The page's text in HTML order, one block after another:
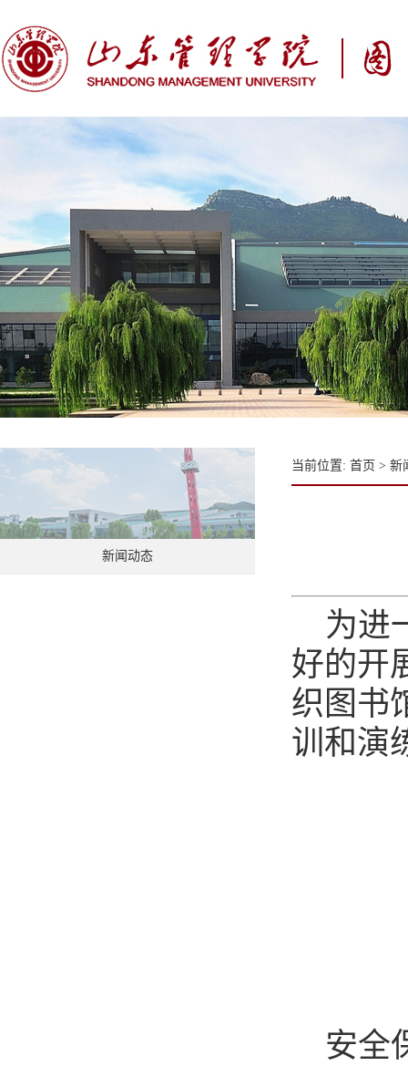
新闻动态
当前位置: 首页 > 新
为进
好的开
织图书
训和演
安全